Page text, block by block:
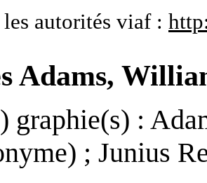
autorités viaf :
Adams,
graphie(s) :
; Junius